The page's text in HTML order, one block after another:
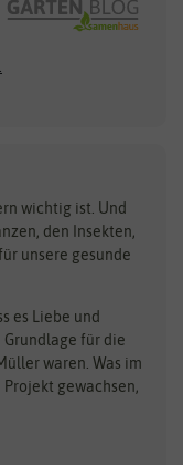
Pots
Samen
Freudenberger
Elite
wichtig ist. Und
den Insekten,
unsere gesunde
es Liebe und
Grundlage für die
waren. Was im
gewachsen,